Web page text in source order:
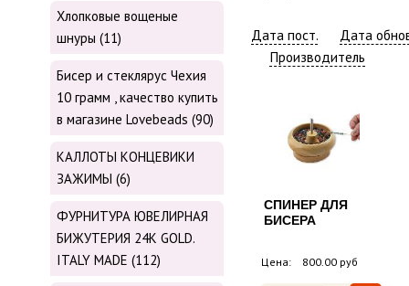
Хлопковые вощеные
шнуры (11)
Бисер и стеклярус Чехия
10 грамм , качество купить
в магазине Lovebeads (90)
КАЛЛОТЫ КОНЦЕВИКИ
ЗАЖИМЫ (6)
ФУРНИТУРА ЮВЕЛИРНАЯ
БИЖУТЕРИЯ 24К GOLD.
ITALY MADE (112)
Дата пост.
Дата
Производитель
СПИНЕР ДЛЯ
БИСЕРА
Цена: 800.00 руб